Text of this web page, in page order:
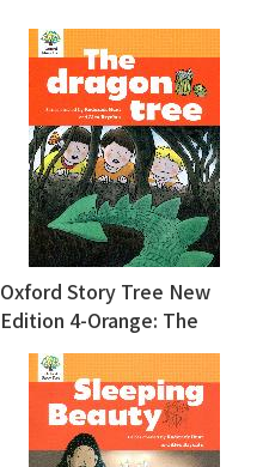
Oxford Story Tree New
Edition 4-Orange: The
Dragon Tree